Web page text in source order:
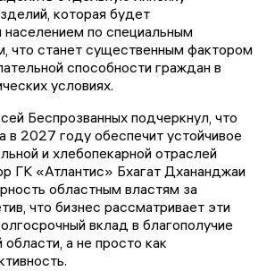
которая будет
населением по специальным
что станет существенным фактором
способности граждан в
условиях.
Беспрозванных подчеркнул, что
в 2027 году обеспечит устойчивое
и хлебопекарной отраслей
ГК «Атлантис» Бхагат Дхананджаи
областным властям за
что бизнес рассматривает эти
вклад в благополучие
а не просто как